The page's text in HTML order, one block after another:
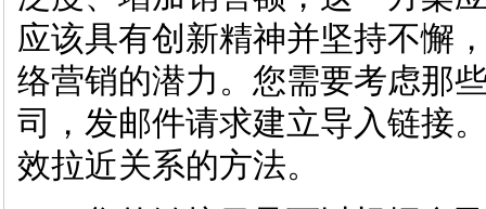
应该具有创新精神并坚持不懈
络营销的潜力。您需要考虑那
司，发邮件请求建立导入链接
效拉近关系的方法。